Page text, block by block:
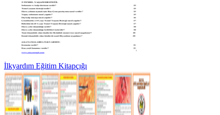
İlkyardım Eğitim Kitapçığı